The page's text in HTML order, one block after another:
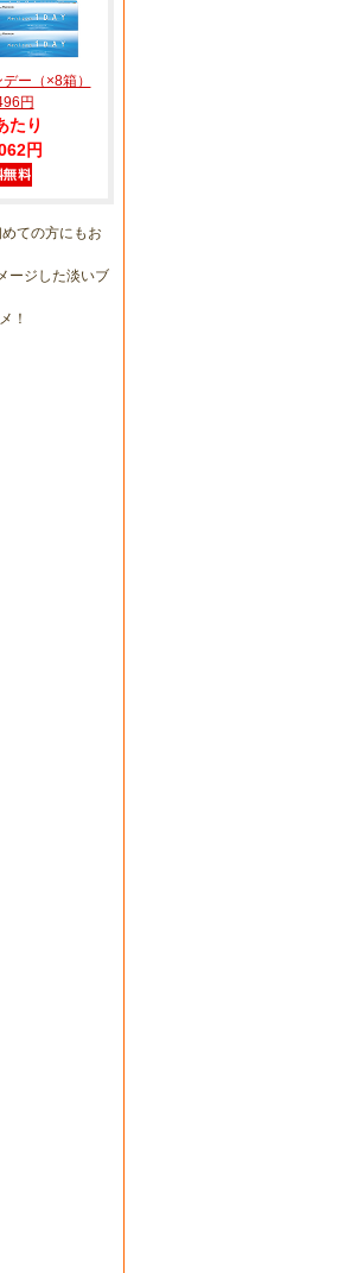
ー（×8箱）
円
たり
円
ての方にもお
ージした淡いブ
！